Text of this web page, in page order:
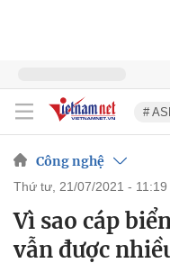
#
Công nghệ
thứ tư, 21/07/2021 - 11:19
Vì sao cáp
vẫn được